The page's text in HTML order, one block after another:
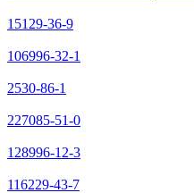
15129-36-9
106996-32-1
2530-86-1
227085-51-0
128996-12-3
116229-43-7